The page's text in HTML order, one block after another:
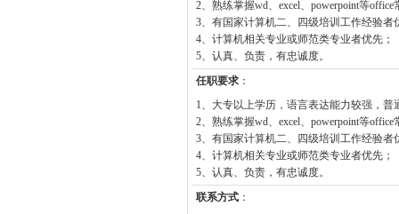
2、熟练掌握wd、excel、powerpoint等
3、有国家计算机二、四级培训工作经验
4、计算机相关专业或师范类专业者优先；
5、认真、负责，有忠诚度。
任职要求 ：
1、大专以上学历，语言表达能力较强，
2、熟练掌握wd、excel、powerpoint等
3、有国家计算机二、四级培训工作经验
4、计算机相关专业或师范类专业者优先；
5、认真、负责，有忠诚度。
联系方式 ：